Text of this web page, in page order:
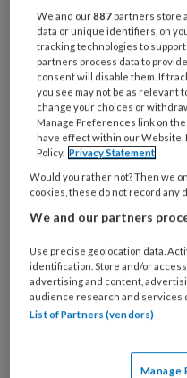
Wat
is
je
e-
mailadres?
* *
Kies
je
wachtwoord* *
Kies
je
functie *
Bij
welke
organisatie
werk
je?
Untitled
Ontvang 2x per
Ontvang iedere
We and our887 partners store
data or unique identifiers, on
tracking technologies to
partners process data to
consent will disable them. If
you see may not be as relevant
change your choices or
Manage Preferences link on
have effect within our Website.
Policy. Privacy Statement
Would you rather not? Then we
cookies, these do not record any
We and our partners
Use precise geolocation data.
identification. Store and/or
advertising and content,
audience research and services
List of Partners (vendors)
Manage